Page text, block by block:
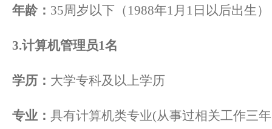
年龄： 35周岁以下（1988年1月1日以后出生）
3.计算机管理员1名
学历： 大学专科及以上学历
专业： 具有计算机类专业(从事过相关工作三